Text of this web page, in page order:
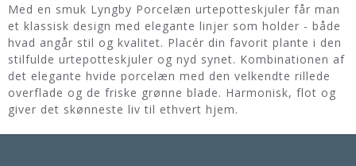
Med en smuk Lyngby Porcelæn urtepotteskjuler får man
et klassisk design med elegante linjer som holder - både
hvad angår stil og kvalitet. Placér din favorit plante i den
stilfulde urtepotteskjuler og nyd synet. Kombinationen af
det elegante hvide porcelæn med den velkendte rillede
overflade og de friske grønne blade. Harmonisk, flot og
giver det skønneste liv til ethvert hjem.